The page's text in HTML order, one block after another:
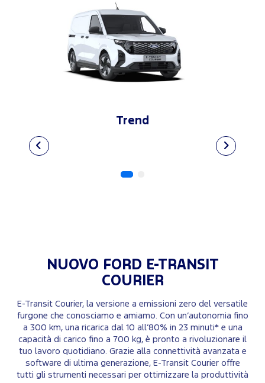
Trend
NUOVO FORD E-TRANSIT
COURIER
E-Transit Courier, la versione a emissioni zero del versatile
furgone che conosciamo e amiamo. Con un’autonomia fino
a 300 km, una ricarica dal 10 all’80% in 23 minuti* e una
capacità di carico fino a 700 kg, è pronto a rivoluzionare il
tuo lavoro quotidiano. Grazie alla connettività avanzata e
software di ultima generazione, E-Transit Courier offre
tutti gli strumenti necessari per ottimizzare la produttività